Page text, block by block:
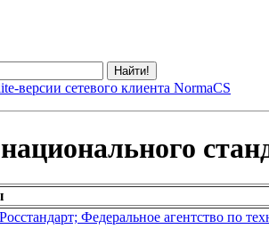
версии сетевого клиента NormaCS
Росстандарт; Федеральное агентство по